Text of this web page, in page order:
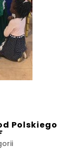
Polskiego